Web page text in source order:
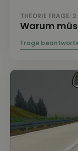
THEORIE FRAGE:
Warum